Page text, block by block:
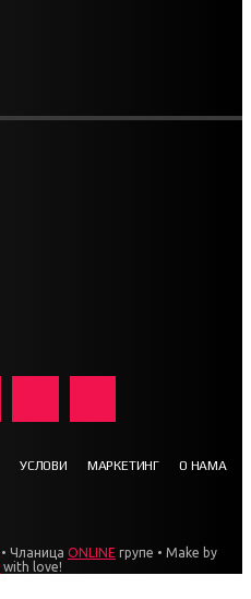
УСЛОВИ МАРКЕТИНГ О НАМА
• Чланица ONLINE групе • Make by
with love!